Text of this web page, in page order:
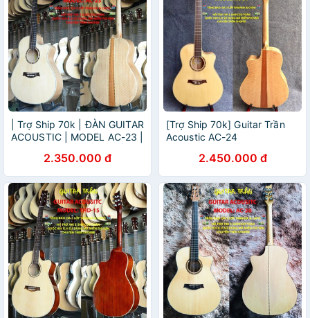
| Trợ Ship 70k | ĐÀN GUITAR
ACOUSTIC | MODEL AC-23 |
2.350.000 đ
[Trợ Ship 70k] Guitar Trần
Acoustic AC-24
2.450.000 đ